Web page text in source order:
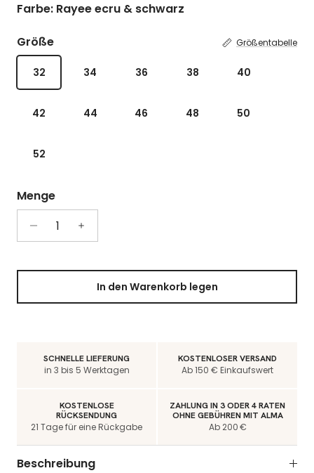
Farbe: Rayee ecru & schwarz
Größentabelle
Größe
32 34 36 38 40
42 44 46 48 50
52
Menge
In den Warenkorb legen
SCHNELLE LIEFERUNG
in 3 bis 5 Werktagen
KOSTENLOSER VERSAND
Ab 150 € Einkaufswert
KOSTENLOSE
RÜCKSENDUNG
21 Tage für eine Rückgabe
ZAHLUNG IN 3 ODER 4 RATEN
OHNE GEBÜHREN MIT ALMA
Ab 200 €
Beschreibung